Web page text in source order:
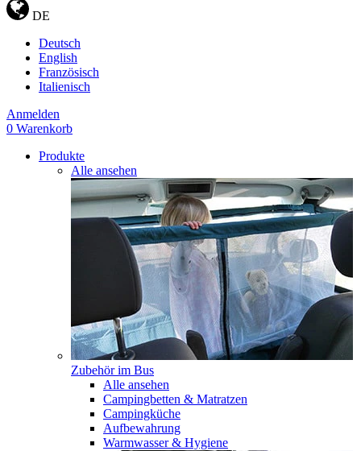
DE
Deutsch
English
Französisch
Italienisch
Anmelden
0 Warenkorb
Produkte
Alle ansehen
Zubehör im Bus
Alle ansehen
Campingbetten & Matratzen
Campingküche
Aufbewahrung
Warmwasser & Hygiene